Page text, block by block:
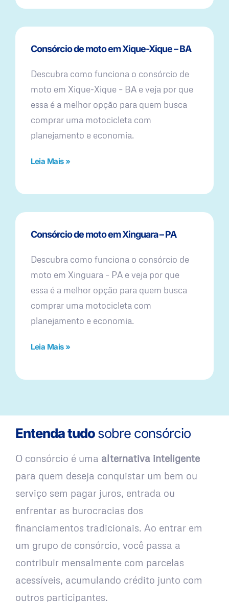
Consórcio de moto em Xique-Xique – BA
Descubra como funciona o consórcio de
moto em Xique-Xique – BA e veja por que
essa é a melhor opção para quem busca
comprar uma motocicleta com
planejamento e economia.
Leia Mais »
Consórcio de moto em Xinguara – PA
Descubra como funciona o consórcio de
moto em Xinguara – PA e veja por que
essa é a melhor opção para quem busca
comprar uma motocicleta com
planejamento e economia.
Leia Mais »
Entenda tudosobre consórcio
O consórcio é uma alternativa inteligente
para quem deseja conquistar um bem ou
serviço sem pagar juros, entrada ou
enfrentar as burocracias dos
financiamentos tradicionais. Ao entrar em
um grupo de consórcio, você passa a
contribuir mensalmente com parcelas
acessíveis, acumulando crédito junto com
outros participantes.